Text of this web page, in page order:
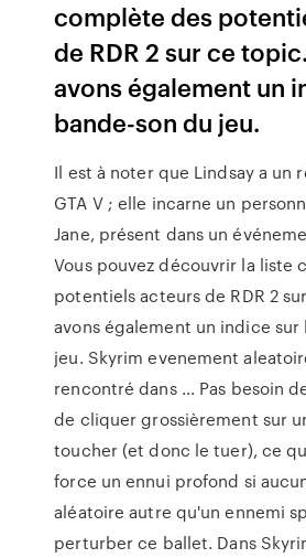
complète des
de RDR 2 sur ce
avons également un
bande-son du jeu.
Il est à noter que Lindsay a un
GTA V ; elle incarne un
Jane, présent dans un
Vous pouvez découvrir la liste
potentiels acteurs de RDR 2
avons également un indice sur
jeu. Skyrim evenement
rencontré dans ... Pas besoin
de cliquer grossièrement sur
toucher (et donc le tuer), ce
force un ennui profond si
aléatoire autre qu'un ennemi
perturber ce ballet. Dans